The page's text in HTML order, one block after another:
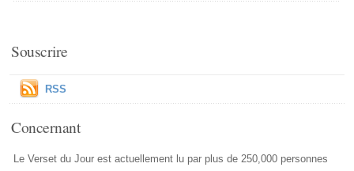
Souscrire
RSS
Concernant
Le Verset du Jour est actuellement lu par plus de 250,000 personnes